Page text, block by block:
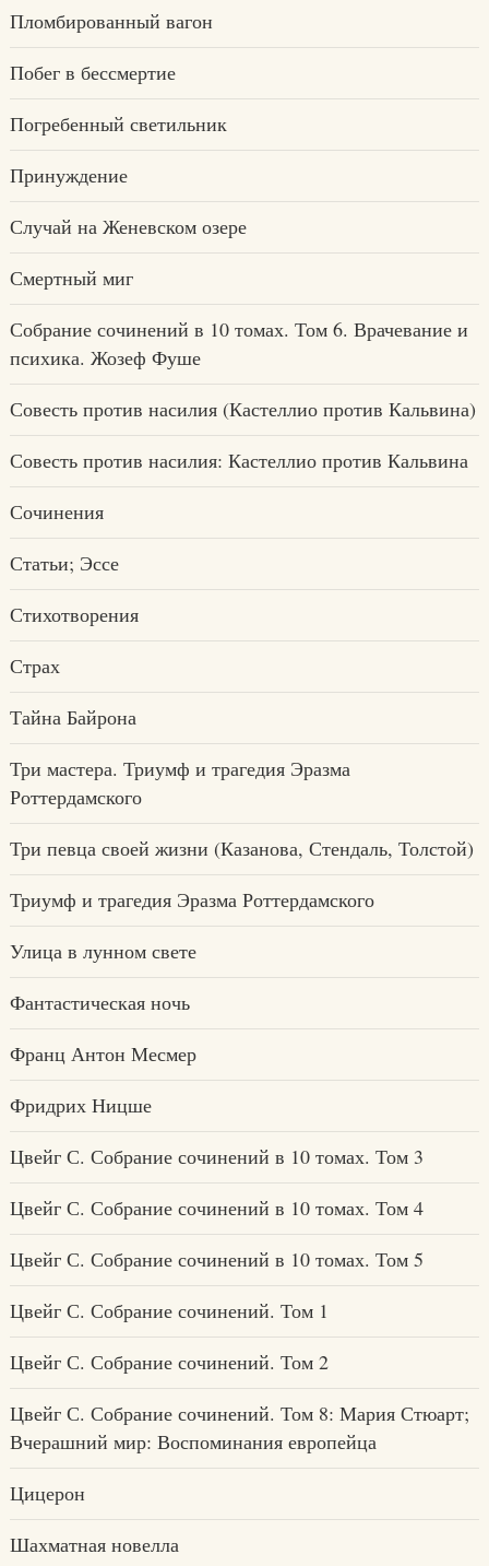
Пломбированный вагон
Побег в бессмертие
Погребенный светильник
Принуждение
Случай на Женевском озере
Смертный миг
Собрание сочинений в 10 томах. Том 6. Врачевание и
психика. Жозеф Фуше
Совесть против насилия (Кастеллио против Кальвина)
Совесть против насилия: Кастеллио против Кальвина
Сочинения
Статьи; Эссе
Стихотворения
Страх
Тайна Байрона
Три мастера. Триумф и трагедия Эразма
Роттердамского
Три певца своей жизни (Казанова, Стендаль, Толстой)
Триумф и трагедия Эразма Роттердамского
Улица в лунном свете
Фантастическая ночь
Франц Антон Месмер
Фридрих Ницше
Цвейг С. Собрание сочинений в 10 томах. Том 3
Цвейг С. Собрание сочинений в 10 томах. Том 4
Цвейг С. Собрание сочинений в 10 томах. Том 5
Цвейг С. Собрание сочинений. Том 1
Цвейг С. Собрание сочинений. Том 2
Цвейг С. Собрание сочинений. Том 8: Мария Стюарт;
Вчерашний мир: Воспоминания европейца
Цицерон
Шахматная новелла